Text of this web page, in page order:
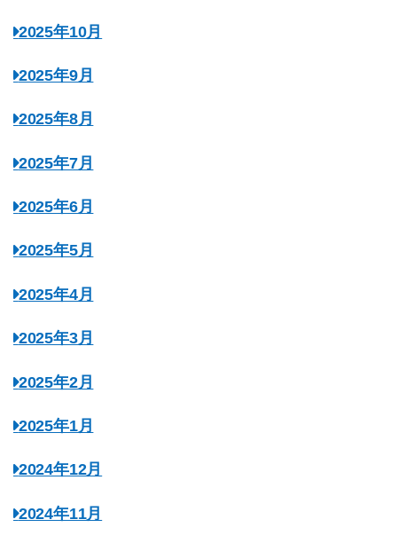
2025年10月
2025年9月
2025年8月
2025年7月
2025年6月
2025年5月
2025年4月
2025年3月
2025年2月
2025年1月
2024年12月
2024年11月